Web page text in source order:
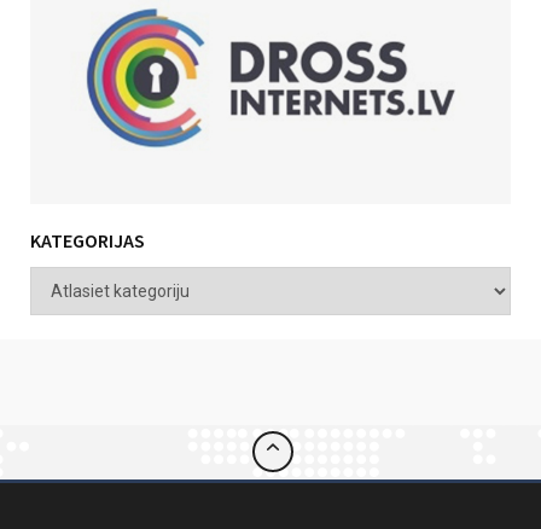
KATEGORIJAS